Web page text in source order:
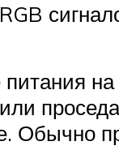
на
Обычно